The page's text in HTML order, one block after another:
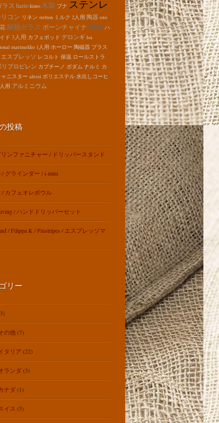
ラス hario kinto 木製 ブナ ステンレ
コン リネン stelton ミルク 2人用 陶器 oxo
花 耐熱ガラス ボーンチャイナ 磁器 ハ
ド 3人用 カフェポッド デロンギ lsa
marimekko 1人用 ホーロー 陶磁器 プラス
エスプレッソ レコルト 保温 ロールストラ
リプロピレン カプチーノ ボダム ナルミ カ
ャニスター alessi ポリエステル 水出しコーヒ
用 アルミニウム
投稿
ンファニチャー / ドリッパースタンド
/ グラインダー / i-mini
/ カフェオレボウル
/ ハンドドリッパーセット
/ Filippa K / Pinstripes / エスプレッソマ
リー
の他(7)
タリア (22)
ランダ(3)
ナダ(1)
イス (5)